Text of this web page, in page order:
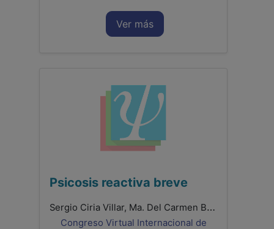
Ver más
Psicosis reactiva breve
Sergio Ciria Villar, Ma. Del Carmen Blasco Fresco, Miguel Ángel Torrijo Bori, Alicia Rodríguez García, Alba Herranz García, Andrés Castillo Hernández
Congreso Virtual Internacional de